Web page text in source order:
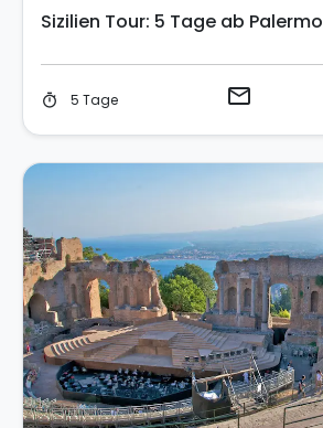
Sizilien Tour: 5 Tage ab Palermo
timer 5 Tage email